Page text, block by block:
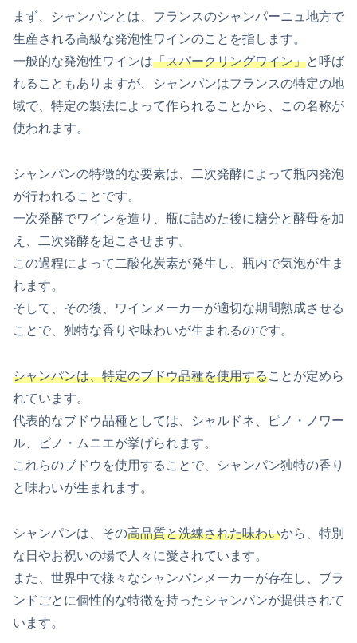
まず、シャンパンとは、フランスのシャンパーニュ地方で
生産される高級な発泡性ワインのことを指します。
一般的な発泡性ワインは「スパークリングワイン」と呼ば
れることもありますが、シャンパンはフランスの特定の地
域で、特定の製法によって作られることから、この名称が
使われます。
シャンパンの特徴的な要素は、二次発酵によって瓶内発泡
が行われることです。
一次発酵でワインを造り、瓶に詰めた後に糖分と酵母を加
え、二次発酵を起こさせます。
この過程によって二酸化炭素が発生し、瓶内で気泡が生ま
れます。
そして、その後、ワインメーカーが適切な期間熟成させる
ことで、独特な香りや味わいが生まれるのです。
シャンパンは、特定のブドウ品種を使用することが定めら
れています。
代表的なブドウ品種としては、シャルドネ、ピノ・ノワー
ル、ピノ・ムニエが挙げられます。
これらのブドウを使用することで、シャンパン独特の香り
と味わいが生まれます。
シャンパンは、その高品質と洗練された味わいから、特別
な日やお祝いの場で人々に愛されています。
また、世界中で様々なシャンパンメーカーが存在し、ブラ
ンドごとに個性的な特徴を持ったシャンパンが提供されて
います。